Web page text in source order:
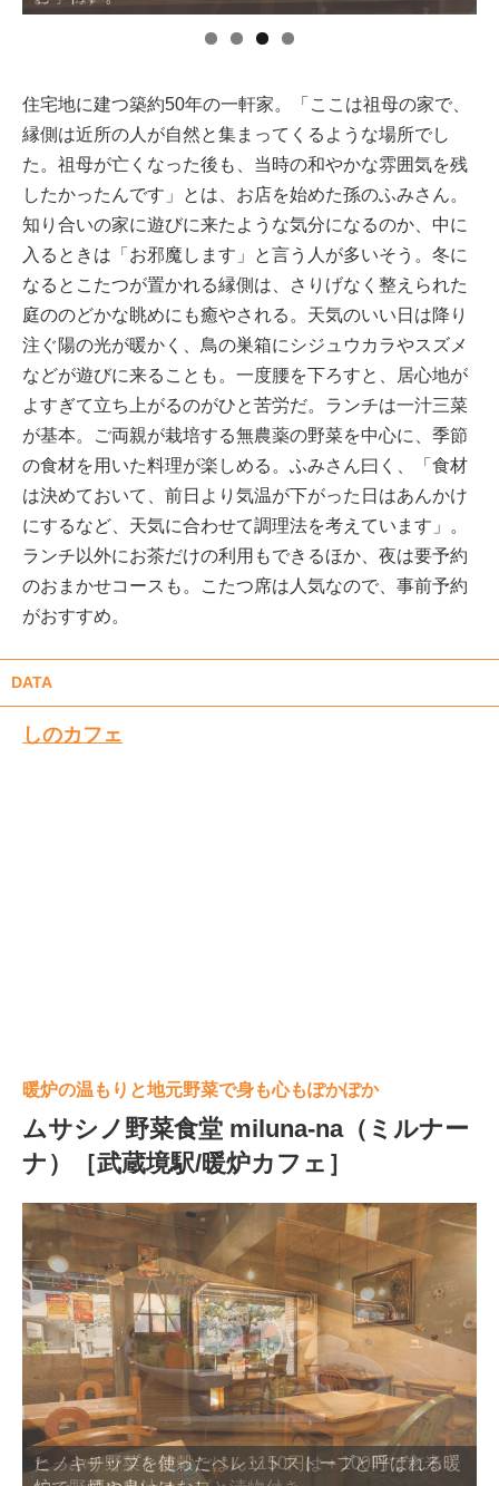
住宅地に建つ築約50年の一軒家。「ここは祖母の家で、
縁側は近所の人が自然と集まってくるような場所でし
た。祖母が亡くなった後も、当時の和やかな雰囲気を残
したかったんです」とは、お店を始めた孫のふみさん。
知り合いの家に遊びに来たような気分になるのか、中に
入るときは「お邪魔します」と言う人が多いそう。冬に
なるとこたつが置かれる縁側は、さりげなく整えられた
庭ののどかな眺めにも癒やされる。天気のいい日は降り
注ぐ陽の光が暖かく、鳥の巣箱にシジュウカラやスズメ
などが遊びに来ることも。一度腰を下ろすと、居心地が
よすぎて立ち上がるのがひと苦労だ。ランチは一汁三菜
が基本。ご両親が栽培する無農薬の野菜を中心に、季節
の食材を用いた料理が楽しめる。ふみさん曰く、「食材
は決めておいて、前日より気温が下がった日はあんかけ
にするなど、天気に合わせて調理法を考えています」。
ランチ以外にお茶だけの利用もできるほか、夜は要予約
のおまかせコースも。こたつ席は人気なので、事前予約
がおすすめ。
DATA
しのカフェ
暖炉の温もりと地元野菜で身も心もぽかぽか
ムサシノ野菜食堂 miluna-na（ミルナー
ナ）［武蔵境駅/暖炉カフェ］
たっぷり野菜と雑穀ごはん1150円は＋100円で玄米